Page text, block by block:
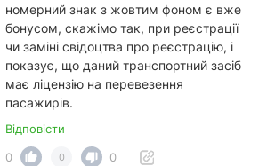
номерний знак з жовтим фоном є вже
бонусом, скажімо так, при реєстрації
чи заміні свідоцтва про реєстрацію, і
показує, що даний транспортний засіб
має ліцензію на перевезення
пасажирів.
Відповісти
0
0 0